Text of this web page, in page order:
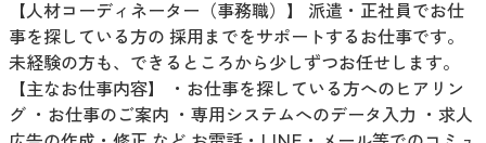
【人材コーディネーター（事務職）】 派遣・正社員でお仕
事を探している方の 採用までをサポートするお仕事です。
未経験の方も、できるところから少しずつお任せします。
【主なお仕事内容】 ・お仕事を探している方へのヒアリン
グ ・お仕事のご案内 ・専用システムへのデータ入力 ・求人